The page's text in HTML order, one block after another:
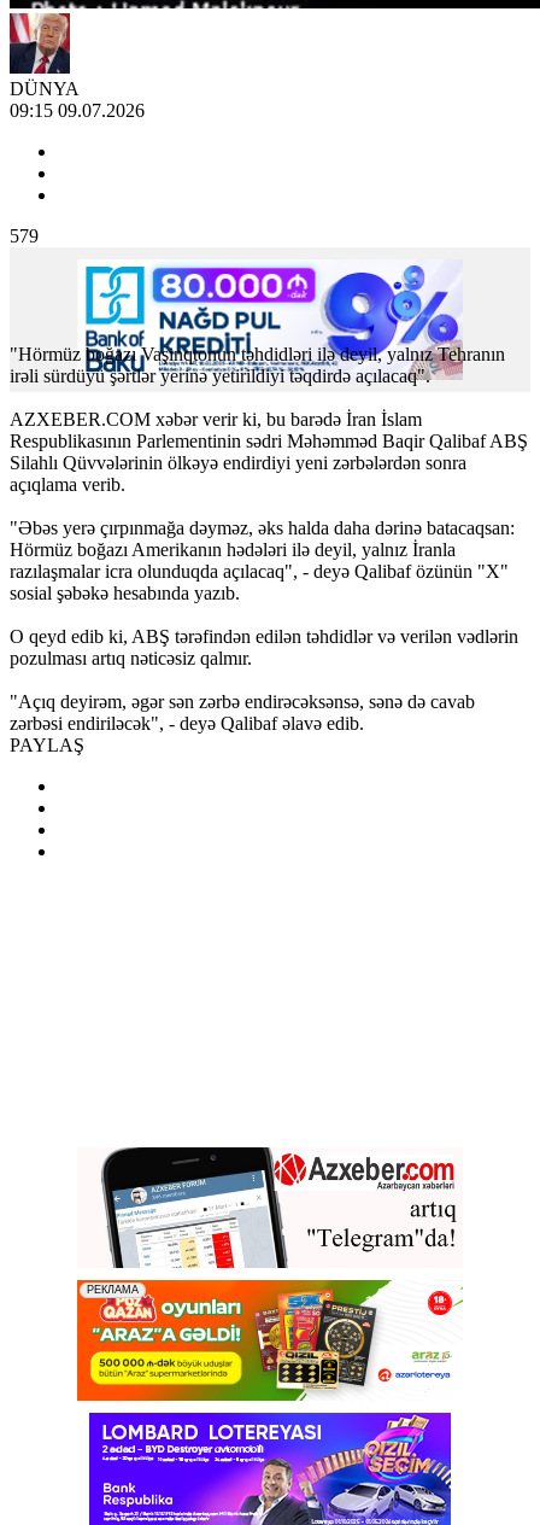
DÜNYA
09:15 09.07.2026
579
"Hörmüz boğazı Vaşinqtonun təhdidləri ilə deyil, yalnız Tehranın
irəli sürdüyü şərtlər yerinə yetirildiyi təqdirdə açılacaq".
AZXEBER.COM xəbər verir ki, bu barədə İran İslam
Respublikasının Parlementinin sədri Məhəmməd Baqir Qalibaf ABŞ
Silahlı Qüvvələrinin ölkəyə endirdiyi yeni zərbələrdən sonra
açıqlama verib.
"Əbəs yerə çırpınmağa dəyməz, əks halda daha dərinə batacaqsan:
Hörmüz boğazı Amerikanın hədələri ilə deyil, yalnız İranla
razılaşmalar icra olunduqda açılacaq", - deyə Qalibaf özünün "X"
sosial şəbəkə hesabında yazıb.
O qeyd edib ki, ABŞ tərəfindən edilən təhdidlər və verilən vədlərin
pozulması artıq nəticəsiz qalmır.
"Açıq deyirəm, əgər sən zərbə endirəcəksənsə, sənə də cavab
zərbəsi endiriləcək", - deyə Qalibaf əlavə edib.
PAYLAŞ